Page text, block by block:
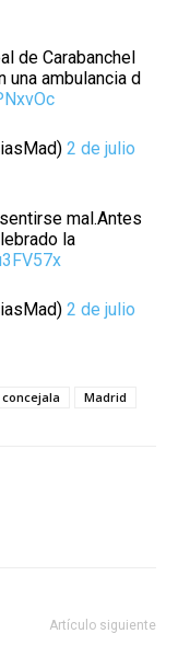
de Carabanchel
una ambulancia d
2 de julio
mal.Antes
la
2 de julio
concejala Madrid
Artículo siguiente